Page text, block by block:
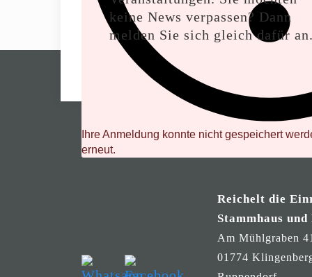
Ihre Anmeldung konnte nicht gespeichert
erneut.
keine News verpassen? Dann
melden Sie sich gleich dafür
Reichelt die
Stammhaus
Am Mühlgraben
01774